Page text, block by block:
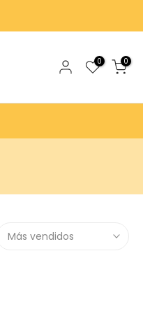
0 0
Más vendidos